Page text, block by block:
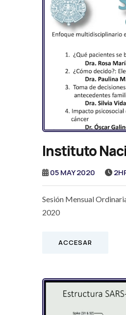
Instituto
05 MAY 2020
Sesión Mensual
2020
ACCESAR